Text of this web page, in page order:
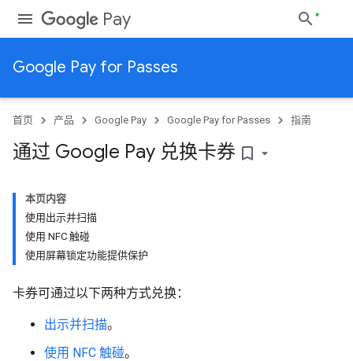
Pay
Google Pay for Passes
首页 产品 Google Pay Google Pay for Passes 指南
通过 Google Pay 兑换卡券 bookmark_border
本页内容
使用出示并扫描
使用 NFC 触碰
使用屏幕锁定功能提供保护
卡券可通过以下两种方式兑换：
出示并扫描。
使用 NFC 触碰。